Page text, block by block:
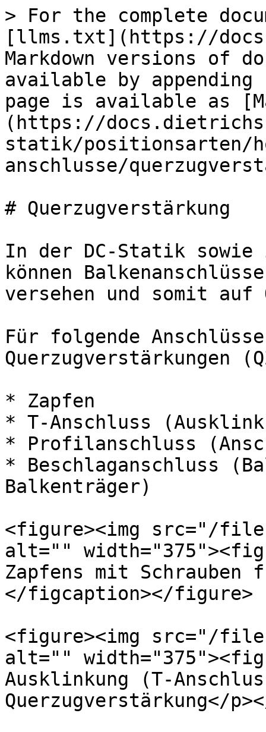
> For the complete
[llms.txt](https://
Markdown versions of
available by
page is available as
(https://
statik/positionsarten/
anschlusse/
# Querzugverstärkung
In der DC-Statik sowie
können
versehen und somit auf
Für folgende
Querzugverstärkungen
* Zapfen
* T-Anschluss
* Profilanschluss
* Beschlaganschluss
Balkenträger)
<figure><img src="/files/
alt=""
Zapfens mit Schrauben
</figcaption></figure>
<figure><img src="/
alt=""
Ausklinkung (T-
Querzugverstärkung</